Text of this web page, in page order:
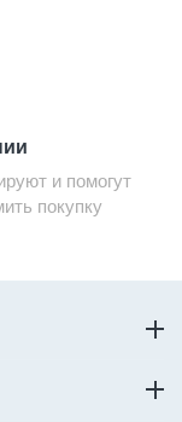
и помогут
покупку